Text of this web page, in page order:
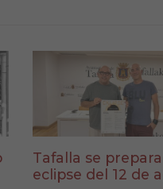
Tafalla se prepara
eclipse del 12 de